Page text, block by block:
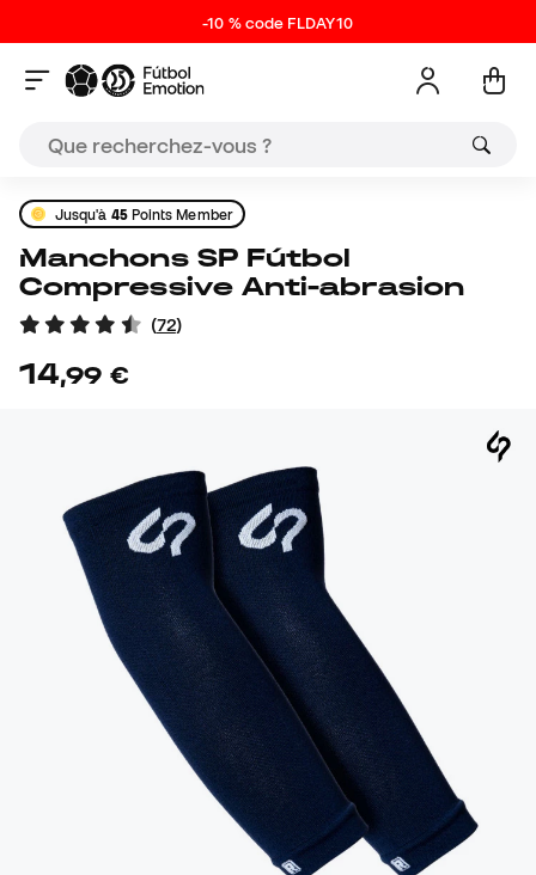
-10 % code FLDAY10
Jusqu'à 45Points Member
Manchons SP Fútbol
Compressive Anti-abrasion
(72)
14,99 €